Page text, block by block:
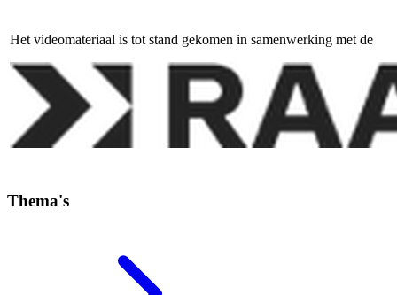
Het videomateriaal is tot stand gekomen in samenwerking met de
Thema's